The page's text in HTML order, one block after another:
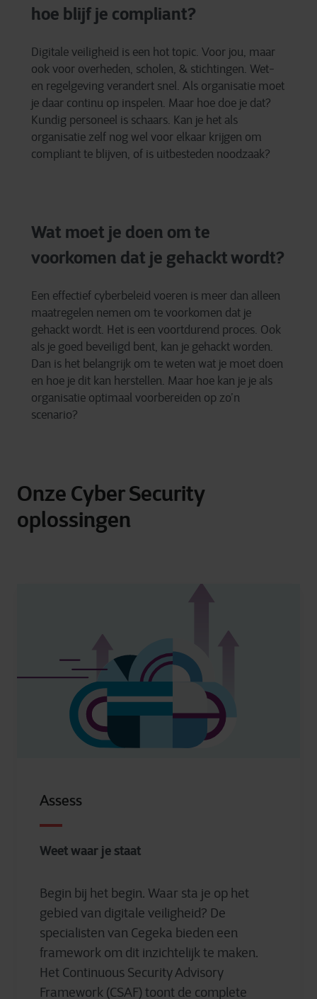
hoe blijf je compliant?
Digitale veiligheid is een hot topic. Voor jou, maar
ook voor overheden, scholen, & stichtingen. Wet-
en regelgeving verandert snel. Als organisatie moet
je daar continu op inspelen. Maar hoe doe je dat?
Kundig personeel is schaars. Kan je het als
organisatie zelf nog wel voor elkaar krijgen om
compliant te blijven, of is uitbesteden noodzaak?
Wat moet je doen om te
voorkomen dat je gehackt wordt?
Een effectief cyberbeleid voeren is meer dan alleen
maatregelen nemen om te voorkomen dat je
gehackt wordt. Het is een voortdurend proces. Ook
als je goed beveiligd bent, kan je gehackt worden.
Dan is het belangrijk om te weten wat je moet doen
en hoe je dit kan herstellen. Maar hoe kan je je als
organisatie optimaal voorbereiden op zo’n
scenario?
Onze Cyber Security
oplossingen
Assess
Weet waar je staat
Begin bij het begin. Waar sta je op het
gebied van digitale veiligheid? De
specialisten van Cegeka bieden een
framework om dit inzichtelijk te maken.
Het Continuous Security Advisory
Framework (CSAF) toont de complete